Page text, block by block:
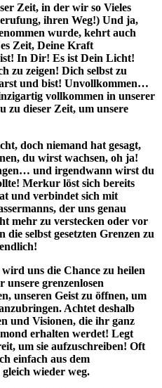
Zeit, in der wir so Vieles
ihren Weg!) Und ja,
wurde, kehrt auch
Zeit, Deine Kraft
In Dir! Es ist Dein Licht!
zu zeigen! Dich selbst zu
und bist! Unvollkommen…
vollkommen in unserer
zu dieser Zeit, um unsere
doch niemand hat gesagt,
du wirst wachsen, oh ja!
und irgendwann wirst du
Merkur löst sich bereits
und verbindet sich mit
der uns genau
mehr zu verstecken oder vor
die selbst gesetzten Grenzen zu
uns die Chance zu heilen
unsere grenzenlosen
unseren Geist zu öffnen, um
Achtet deshalb
und Visionen, die ihr ganz
erhalten werdet! Legt
um sie aufzuschreiben! Oft
einfach aus dem
wieder weg.